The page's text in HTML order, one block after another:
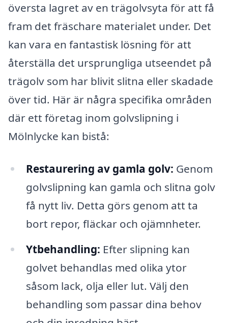
översta lagret av en trägolvsyta för att få
fram det fräschare materialet under. Det
kan vara en fantastisk lösning för att
återställa det ursprungliga utseendet på
trägolv som har blivit slitna eller skadade
över tid. Här är några specifika områden
där ett företag inom golvslipning i
Mölnlycke kan bistå:
Restaurering av gamla golv: Genom
golvslipning kan gamla och slitna golv
få nytt liv. Detta görs genom att ta
bort repor, fläckar och ojämnheter.
Ytbehandling: Efter slipning kan
golvet behandlas med olika ytor
såsom lack, olja eller lut. Välj den
behandling som passar dina behov